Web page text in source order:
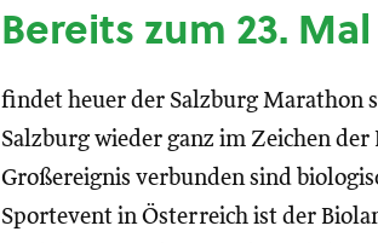
Bereits zum 23. Mal
findet heuer der Salzburg Marathon
Salzburg wieder ganz im Zeichen
Großereignis verbunden sind
Sportevent in Österreich ist der